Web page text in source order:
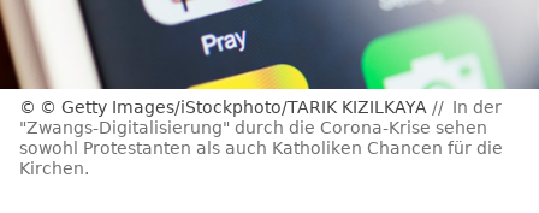
© Getty Images/iStockphoto/TARIK KIZILKAYA
In der
"Zwangs-Digitalisierung" durch die Corona-Krise sehen
sowohl Protestanten als auch Katholiken Chancen für die
Kirchen.